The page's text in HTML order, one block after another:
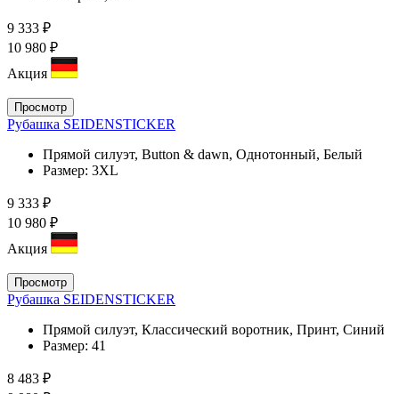
9 333 ₽
10 980 ₽
Акция
Просмотр
Рубашка SEIDENSTICKER
Прямой силуэт, Button & dawn, Однотонный, Белый
Размер: 3XL
9 333 ₽
10 980 ₽
Акция
Просмотр
Рубашка SEIDENSTICKER
Прямой силуэт, Классический воротник, Принт, Синий
Размер: 41
8 483 ₽